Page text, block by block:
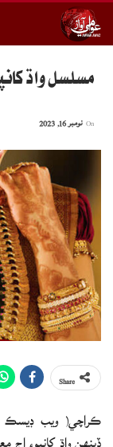
مسلسل واڌ
ڪراچي( ويب
ڏينهن واڌ کانپوءِ